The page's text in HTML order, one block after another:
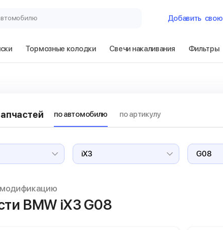
Добавить свою
Гараж
Тормозные колодки Свечи накаливания Фильтры
по автомобилю по артикулу
BMW iX3 G08